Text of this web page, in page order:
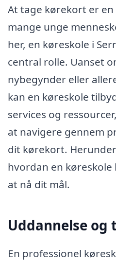
At tage kørekort er
mange unge
her, en køreskole i
central rolle. Uanset
nybegynder eller
kan en køreskole
services og
at navigere gennem
dit kørekort.
hvordan en
at nå dit mål.
Uddannelse
En professionel